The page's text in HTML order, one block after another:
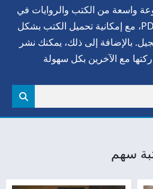
واسعة من الكتب والروايات في
مختلف المجالات بصيغة PDF، مع إمكانية تحميل الكتب بشكل
بالإضافة إلى ذلك، يمكنك نشر
مع الآخرين بكل سهولة
سهم